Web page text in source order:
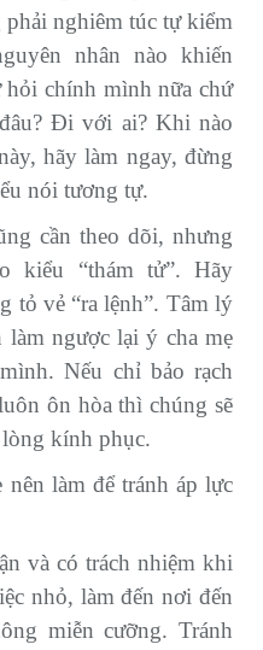
nghiêm túc tự kiểm
nhân nào khiến
chính mình nữa chứ
Đi với ai? Khi nào
hãy làm ngay, đừng
nói tương tự.
cần theo dõi, nhưng
kiểu “thám tử”. Hãy
tỏ vẻ “ra lệnh”. Tâm lý
ngược lại ý cha mẹ
Nếu chỉ bảo rạch
ôn hòa thì chúng sẽ
kính phục.
làm để tránh áp lực
và có trách nhiệm khi
nhỏ, làm đến nơi đến
miễn cưỡng. Tránh